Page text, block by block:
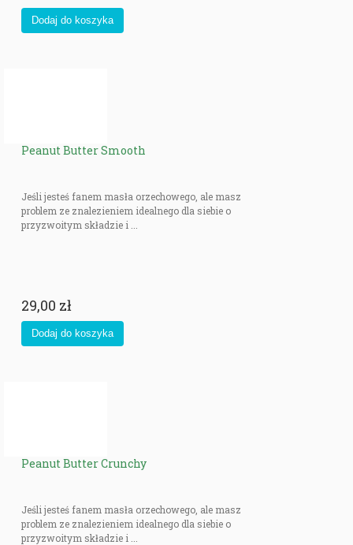
tłuszczowej są:
- BHB usprawniające produkcję ciał ketonowych,
Peanut Butter Smooth
Jeśli jesteś fanem masła orzechowego, ale masz
problem ze znalezieniem idealnego dla siebie o
przyzwoitym składzie i ...
29,00 zł
Peanut Butter Crunchy
Jeśli jesteś fanem masła orzechowego, ale masz
problem ze znalezieniem idealnego dla siebie o
przyzwoitym składzie i ...